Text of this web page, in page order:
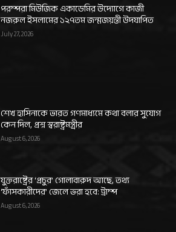
পরম্পরা মিউজিক একাডেমির উদ্যোগে কাজী
নজরুল ইসলামের ১২৭তম জন্মজয়ন্তী উদযাপিত
July 27, 2026
শেখ হাসিনাকে ভারত গণমাধ্যমে কথা বলার সুযোগ
কেন দিল, প্রশ্ন স্বরাষ্ট্রমন্ত্রীর
August 6, 2026
যুক্তরাষ্ট্রের ‘প্রচুর’ গোলাবারুদ আছে, তথ্য
‘ফাঁসকারীদের’ জেলে ভরা হবে: ট্রাম্প
August 6, 2026